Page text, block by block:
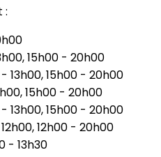
:
15h00 - 20h00
13h00, 15h00 - 20h00
15h00 - 20h00
13h00, 15h00 - 20h00
12h00 - 20h00
- 13h30